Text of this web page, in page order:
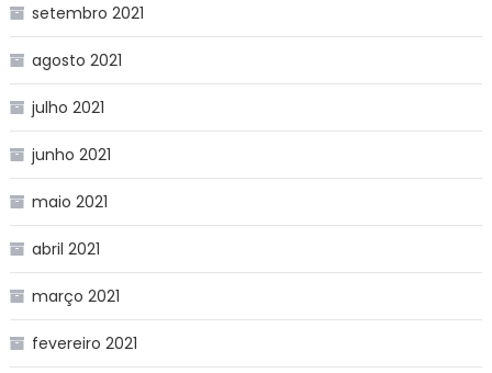
setembro 2021
agosto 2021
julho 2021
junho 2021
maio 2021
abril 2021
março 2021
fevereiro 2021